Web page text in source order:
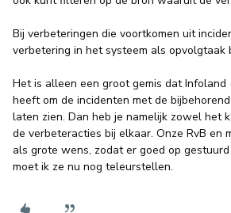
Bij verbeteringen die voortkomen uit
verbetering in het systeem als opvolgtaak
Het is alleen een groot gemis dat Infoland
heeft om de incidenten met de
laten zien. Dan heb je namelijk zowel het
de verbeteracties bij elkaar. Onze RvB en
als grote wens, zodat er goed op
moet ik ze nu nog teleurstellen.